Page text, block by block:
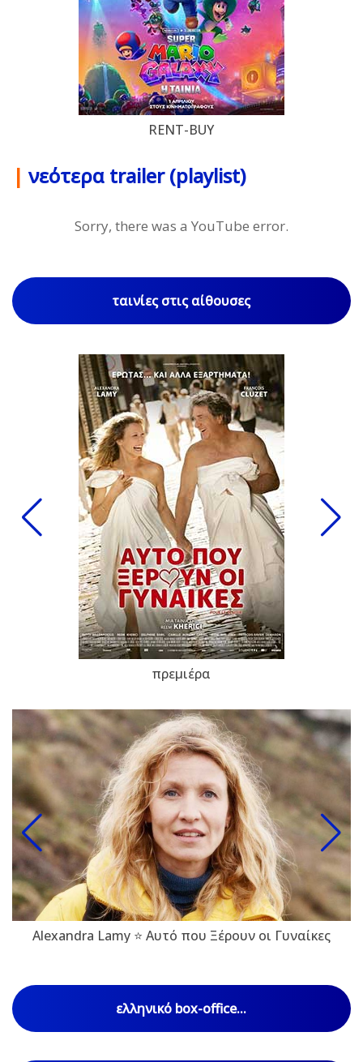
RENT-BUY
| νεότερα trailer (playlist)
Sorry, there was a YouTube error.
ταινίες στις αίθουσες
πρεμιέρα
Alexandra Lamy ⭐ Αυτό που Ξέρουν οι Γυναίκες
ελληνικό box-office...